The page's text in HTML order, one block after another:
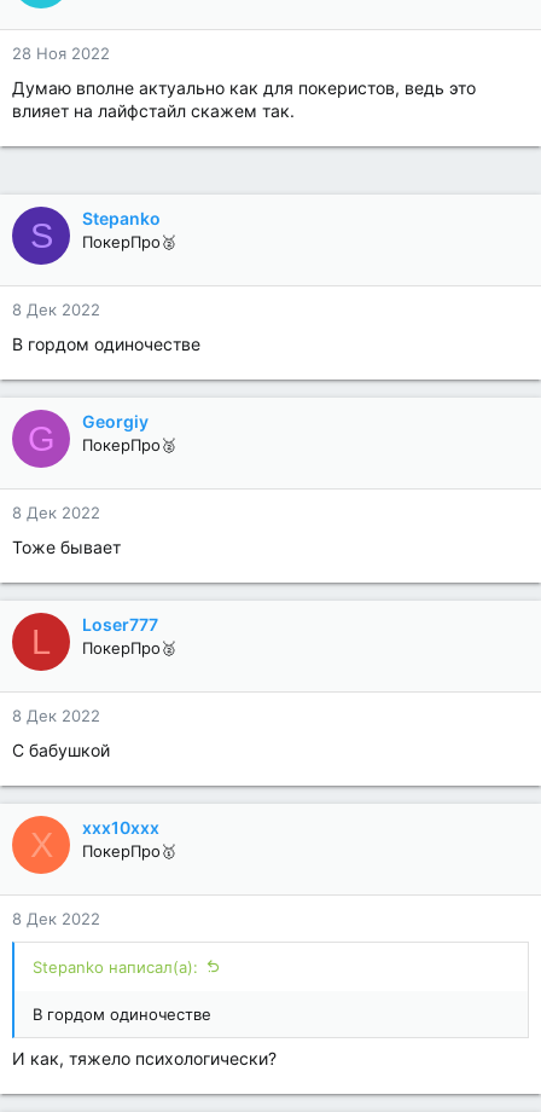
28 Ноя 2022
Думаю вполне актуально как для покеристов, ведь это
влияет на лайфстайл скажем так.
S Stepanko
ПокерПро🥈
8 Дек 2022
В гордом одиночестве
G Georgiy
ПокерПро🥈
8 Дек 2022
Тоже бывает
L Loser777
ПокерПро🥈
8 Дек 2022
С бабушкой
X xxx10xxx
ПокерПро🥇
8 Дек 2022
Stepanko написал(а):
В гордом одиночестве
И как, тяжело психологически?